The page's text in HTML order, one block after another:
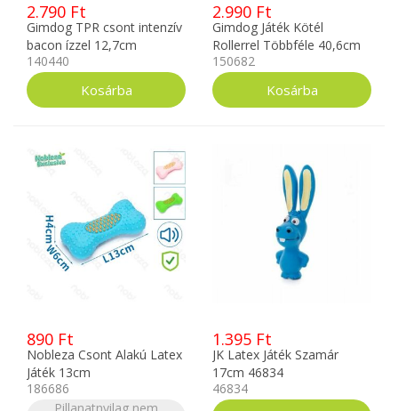
2.790 Ft
Gimdog TPR csont intenzív
bacon ízzel 12,7cm
kutyajáték
140440
2.990 Ft
Gimdog Játék Kötél
Rollerrel Többféle 40,6cm
150682
890 Ft
Nobleza Csont Alakú Latex
Játék 13cm
186686
1.395 Ft
JK Latex Játék Szamár
17cm 46834
46834